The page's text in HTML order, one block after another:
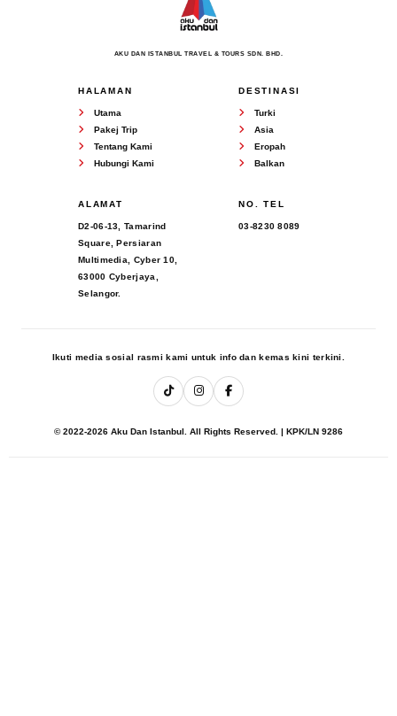
AKU DAN ISTANBUL TRAVEL & TOURS SDN. BHD.
HALAMAN
Utama
Pakej Trip
Tentang Kami
Hubungi Kami
DESTINASI
Turki
Asia
Eropah
Balkan
ALAMAT
D2-06-13, Tamarind
Square, Persiaran
Multimedia, Cyber 10,
63000 Cyberjaya,
Selangor.
NO. TEL
03-8230 8089
Ikuti media sosial rasmi kami untuk info dan kemas kini terkini.
© 2022-2026 Aku Dan Istanbul. All Rights Reserved. | KPK/LN 9286